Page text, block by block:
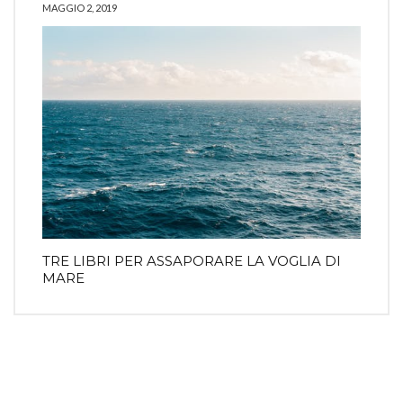
MAGGIO 2, 2019
TRE LIBRI PER ASSAPORARE LA VOGLIA DI
MARE